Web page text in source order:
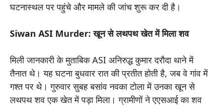
घटनास्थल पर पहुंचे और मामले की जांच शुरू कर दी है।
Siwan ASI Murder: खून से लथपथ खेत में मिला शव
मिली जानकारी के मुताबिक ASI अनिरुद्ध कुमार दरौदा थाने में
तैनात थे। यह घटना बुधवार रात की प्रतीत होती है, जब वे गांव में
गश्त पर थे। गुरुवार सुबह बसांव नवका टोला में उनका खून से
लथपथ शव एक खेत में पड़ा मिला। ग्रामीणों ने एएसआई का शव